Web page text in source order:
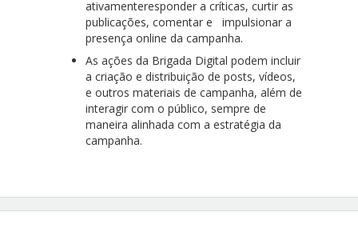
ativamenteresponder a críticas, curtir as
publicações, comentar e impulsionar a
presença online da campanha.
As ações da Brigada Digital podem incluir
a criação e distribuição de posts, vídeos,
e outros materiais de campanha, além de
interagir com o público, sempre de
maneira alinhada com a estratégia da
campanha.